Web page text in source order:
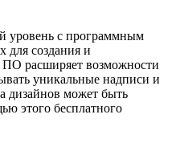
уровень с программным
для создания и
ПО расширяет возможности
уникальные надписи и
дизайнов может быть
этого бесплатного